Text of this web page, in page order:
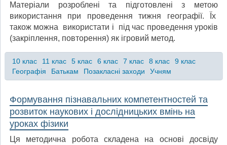
Матеріали розроблені та підготовлені з метою
використання при проведення тижня географії. Їх
також можна використати і під час проведення уроків
(закріплення, повторення) як ігровий метод.
10 клас 11 клас 5 клас 6 клас 7 клас 8 клас
9 клас
Географія
Батькам Позакласні заходи Учням
Формування пізнавальних компетентностей та
розвиток наукових і дослідницьких вмінь на
уроках фізики
Ця методична робота складена на основі досвіду